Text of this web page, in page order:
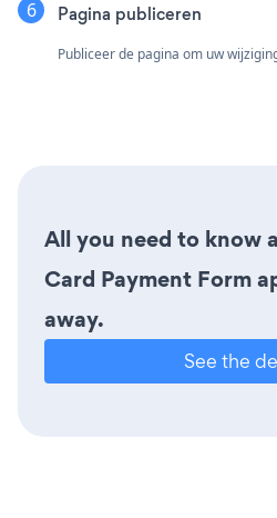
Pagina publiceren
Publiceer de pagina om uw
All you need to know
Card Payment Form
away.
See the